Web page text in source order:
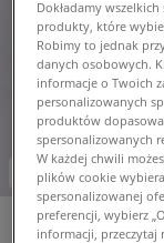
-10% za min. 350 zł
Dokładamy
produkty, które
Robimy to jednak
danych osobowych.
informacje o Twoich
personalizowanych
produktów
spersonalizowanych
W każdej chwili
plików cookie
spersonalizowanej
preferencji, wybierz
informacji, przeczytaj